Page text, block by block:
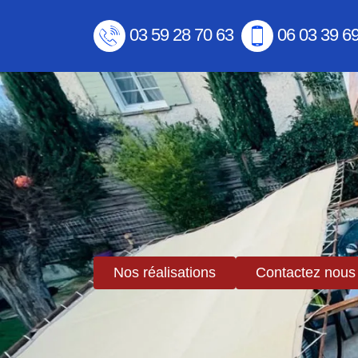
03 59 28 70 63 06 03 39
Nos réalisations Contactez nous